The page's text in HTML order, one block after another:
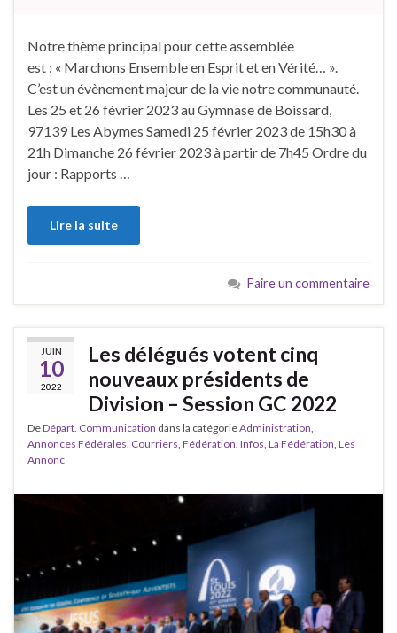
Notre thème principal pour cette assemblée
est : « Marchons Ensemble en Esprit et en Vérité… ».
C’est un évènement majeur de la vie notre communauté.
Les 25 et 26 février 2023 au Gymnase de Boissard,
97139 Les Abymes Samedi 25 février 2023 de 15h30 à
21h Dimanche 26 février 2023 à partir de 7h45 Ordre du
jour : Rapports …
Lire la suite
Faire un commentaire
JUIN
10
2022
Les délégués votent cinq
nouveaux présidents de
Division – Session GC 2022
DeDépart. Communication dans la catégorieAdministration
Annonces Fédérales Courriers Fédération Infos La Fédération Les
Annonc